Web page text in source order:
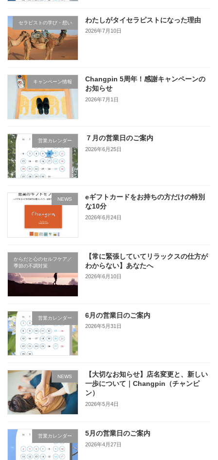
セラピストの学び・想い わたしがタイセラピストになった理由
2026年7月10日
キャンペーン情報
Changpin 5周年！感謝キャンペーンの
お知らせ
2026年7月1日
営業カレンダー ７月の営業日のご案内
2026年6月25日
NEWS
eギフトカードをお持ちの方だけの特別
な10分
2026年6月24日
からだと心のセルフケア／
季節の不調対策
【常に緊張していてリラックスの仕方が
わからない】あなたへ
2026年6月10日
営業カレンダー 6月の営業日のご案内
2026年5月31日
NEWS
【大切なお知らせ】店名変更と、新しい
一歩について｜Changpin（チャンピ
ン）
2026年5月4日
営業カレンダー 5月の営業日のご案内
2026年4月27日